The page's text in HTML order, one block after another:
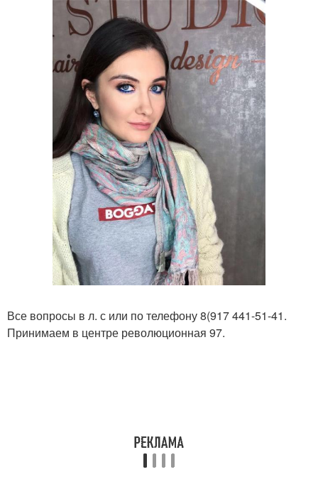
Все вопросы в л. с или по телефону 8(917 441-51-41.
Принимаем в центре революционная 97.